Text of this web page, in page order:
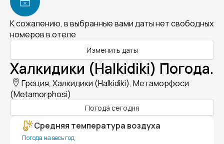
К сожалению, в выбранные вами даты нет свободных
номеров в отеле
Изменить даты
Халкидики (Halkidiki) Погода.
Греция, Халкидики (Halkidiki), Метаморфоси
(Metamorphosi)
Погода сегодня
Средняя температура воздуха
Погода на весь год